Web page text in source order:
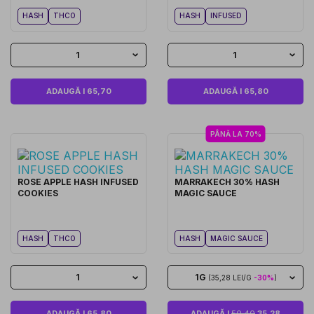
HASH THCO
1
ADAUGĂ I 65,70
HASH INFUSED
1
ADAUGĂ I 65,80
ROSE APPLE HASH INFUSED
COOKIES
HASH THCO
1
PÂNĂ LA 70%
MARRAKECH 30% HASH
MAGIC SAUCE
HASH MAGIC SAUCE
1G (35,28 LEI/G -30%)